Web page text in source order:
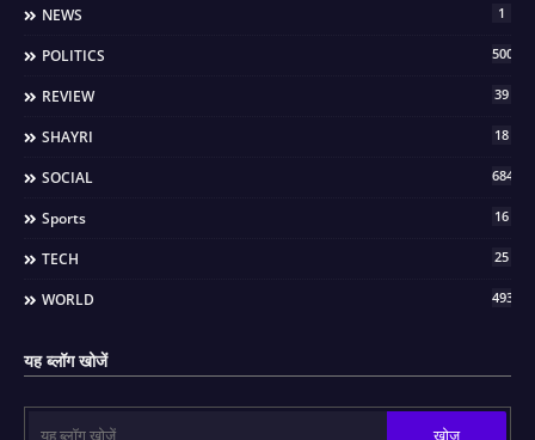
NEWS 1
POLITICS 500
REVIEW 39
SHAYRI 18
SOCIAL 684
Sports 16
TECH 25
WORLD 493
यह ब्लॉग खोजें